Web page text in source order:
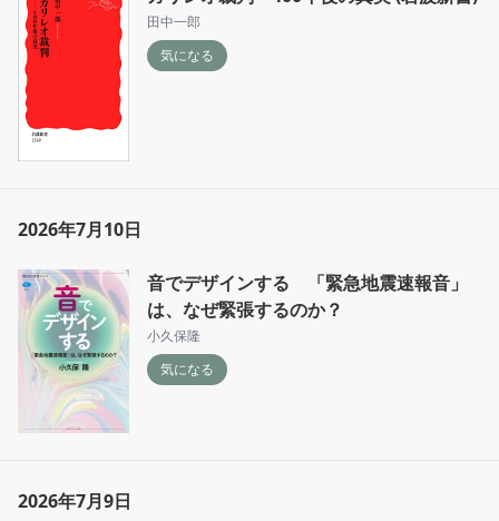
田中一郎
気になる
2026年7月10日
音でデザインする 「緊急地震速報音」
は、なぜ緊張するのか？
小久保隆
気になる
2026年7月9日